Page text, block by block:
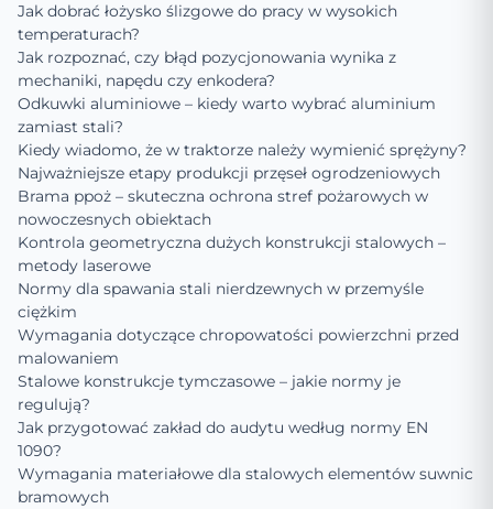
Jak dobrać łożysko ślizgowe do pracy w wysokich
temperaturach?
Jak rozpoznać, czy błąd pozycjonowania wynika z
mechaniki, napędu czy enkodera?
Odkuwki aluminiowe – kiedy warto wybrać aluminium
zamiast stali?
Kiedy wiadomo, że w traktorze należy wymienić sprężyny?
Najważniejsze etapy produkcji przęseł ogrodzeniowych
Brama ppoż – skuteczna ochrona stref pożarowych w
nowoczesnych obiektach
Kontrola geometryczna dużych konstrukcji stalowych –
metody laserowe
Normy dla spawania stali nierdzewnych w przemyśle
ciężkim
Wymagania dotyczące chropowatości powierzchni przed
malowaniem
Stalowe konstrukcje tymczasowe – jakie normy je
regulują?
Jak przygotować zakład do audytu według normy EN
1090?
Wymagania materiałowe dla stalowych elementów suwnic
bramowych